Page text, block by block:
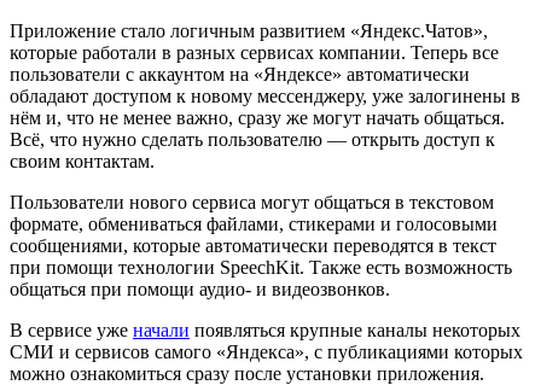
Приложение стало логичным развитием «Яндекс.Чатов»,
которые работали в разных сервисах компании. Теперь все
пользователи с аккаунтом на «Яндексе» автоматически
обладают доступом к новому мессенджеру, уже залогинены в
нём и, что не менее важно, сразу же могут начать общаться.
Всё, что нужно сделать пользователю — открыть доступ к
своим контактам.
Пользователи нового сервиса могут общаться в текстовом
формате, обмениваться файлами, стикерами и голосовыми
сообщениями, которые автоматически переводятся в текст
при помощи технологии SpeechKit. Также есть возможность
общаться при помощи аудио- и видеозвонков.
В сервисе уже начали появляться крупные каналы некоторых
СМИ и сервисов самого «Яндекса», с публикациями которых
можно ознакомиться сразу после установки приложения.